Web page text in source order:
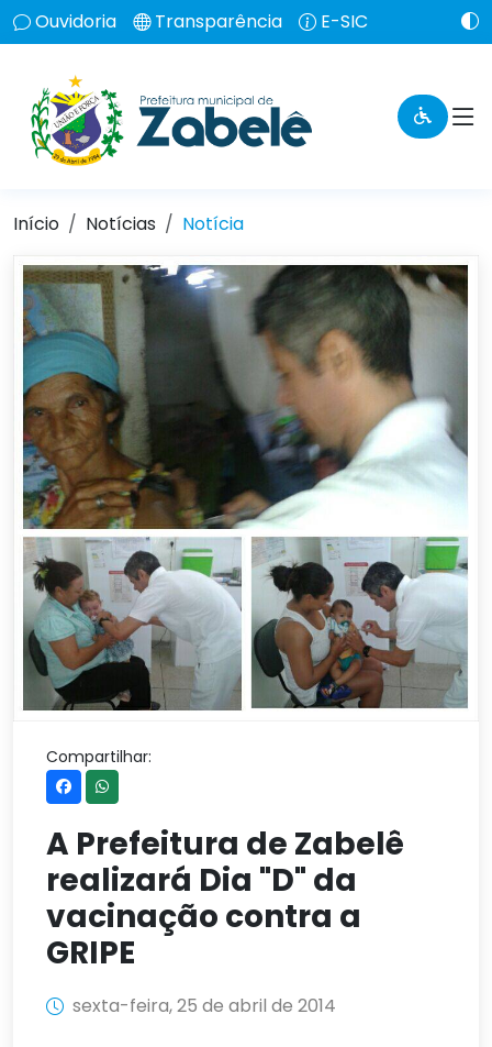
Ouvidoria Transparência E-SIC
Início Notícias Notícia
Compartilhar:
A Prefeitura de Zabelê
realizará Dia "D" da
vacinação contra a
GRIPE
sexta-feira, 25 de abril de 2014